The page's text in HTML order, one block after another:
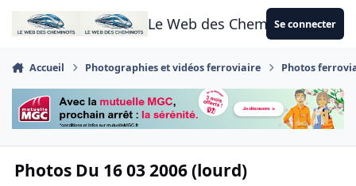
Aller au contenu
Le Web des CheminotsSe connecter
Accueil Photographies et vidéos ferroviaire Photos
Photos Du 16 03 2006 (lourd)